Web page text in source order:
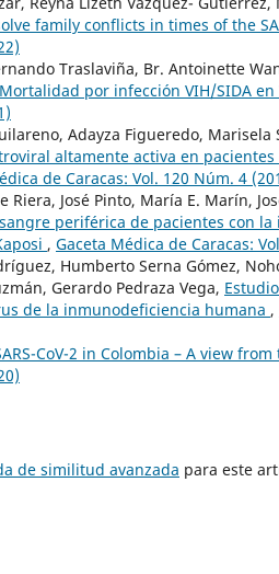
family conflicts in times of the
Traslaviña, Br. Antoinette
Mortalidad por infección VIH/SIDA en
Adayza Figueredo, Marisela
altamente activa en
de Caracas: Vol. 120 Núm. 4
Riera, José Pinto, María E. Marín,
periférica de pacientes con
, Gaceta Médica de Caracas:
Humberto Serna Gómez,
Gerardo Pedraza Vega,
de la inmunodeficiencia humana ,
CoV-2 in Colombia – A view
de similitud avanzada para este